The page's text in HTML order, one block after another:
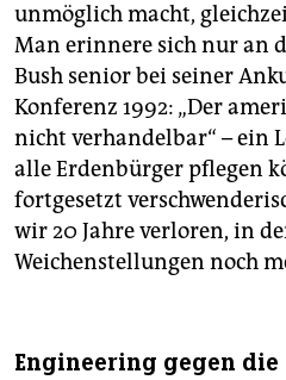
unmöglich macht,
Man erinnere sich nur an
Bush senior bei seiner
Konferenz 1992: „Der
nicht verhandelbar“ – ein
alle Erdenbürger pflegen
fortgesetzt
wir 20 Jahre verloren, in
Weichenstellungen noch
Engineering gegen die